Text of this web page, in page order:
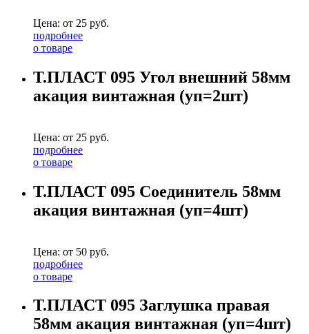
Цена: от 25 руб.
подробнее
о товаре
Т.ПЛАСТ 095 Угол внешний 58мм
акация винтажная (уп=2шт)
Цена: от 25 руб.
подробнее
о товаре
Т.ПЛАСТ 095 Соединитель 58мм
акация винтажная (уп=4шт)
Цена: от 50 руб.
подробнее
о товаре
Т.ПЛАСТ 095 Заглушка правая
58мм акация винтажная (уп=4шт)